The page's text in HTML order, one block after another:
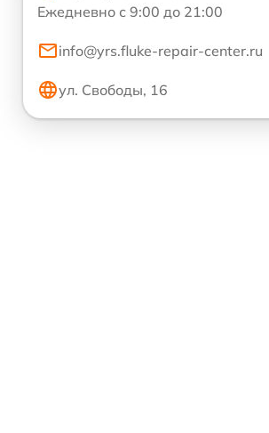
Ежедневно с 9:00 до 21:00
info@yrs.fluke-repair-center.ru
ул. Свободы, 16